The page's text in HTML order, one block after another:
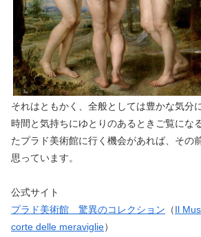
それはともかく、全般としては豊かな気分
時間と気持ちにゆとりのあるときご覧にな
たプラド美術館に行く機会があれば、その
思っています。
公式サイト
プラド美術館 驚異のコレクション （Il
corte delle meraviglie）